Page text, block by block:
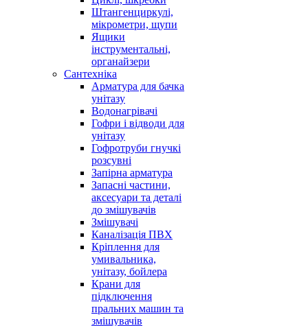
Штангенциркулі,
мікрометри, щупи
Ящики
інструментальні,
органайзери
Сантехніка
Арматура для бачка
унітазу
Водонагрівачі
Гофри і відводи для
унітазу
Гофротруби гнучкі
розсувні
Запірна арматура
Запасні частини,
аксесуари та деталі
до змішувачів
Змішувачі
Каналізація ПВХ
Кріплення для
умивальника,
унітазу, бойлера
Крани для
підключення
пральних машин та
змішувачів